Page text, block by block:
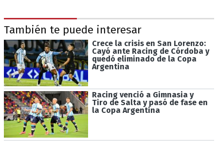
También te puede interesar
Crece la crisis en San Lorenzo:
Cayó ante Racing de Córdoba y
quedó eliminado de la Copa
Argentina
Racing venció a Gimnasia y
Tiro de Salta y pasó de fase en
la Copa Argentina